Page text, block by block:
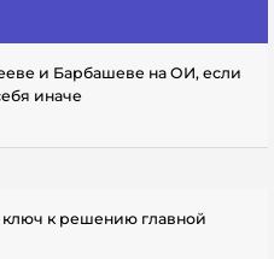
и Барбашеве на ОИ, если
иначе
к решению главной